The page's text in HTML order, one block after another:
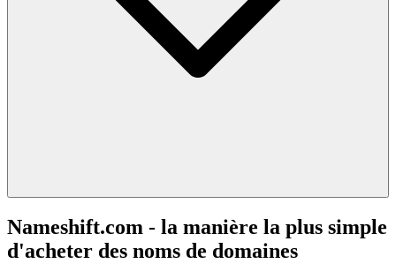
Nameshift.com - la manière la plus simple
d'acheter des noms de domaines